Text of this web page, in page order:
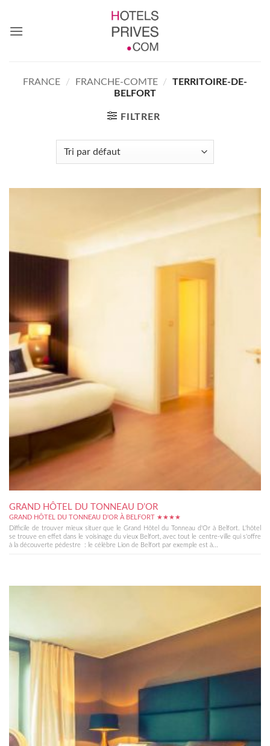
contenu
FRANCE / FRANCHE-COMTE /
TERRITOIRE-DE-
BELFORT
FILTRER
GRAND HÔTEL DU TONNEAU D’OR
GRAND HÔTEL DU TONNEAU D'OR À BELFORT ★★★★
Difficile de trouver mieux situer que le Grand Hôtel du Tonneau d'Or à Belfort. L'hôtel
se trouve en effet dans le voisinage du vieux Belfort, avec tout le centre-ville qui s'offre
à la découverte pédestre : le célèbre Lion de Belfort par exemple est à...